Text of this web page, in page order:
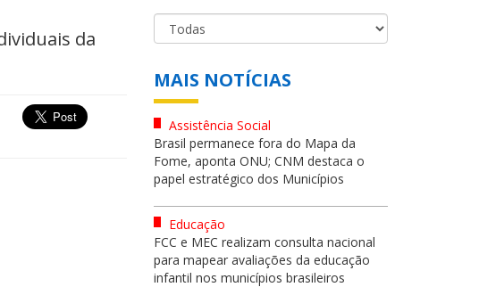
da
MAIS NOTÍCIAS
Assistência Social
Brasil permanece fora do Mapa da
Fome, aponta ONU; CNM destaca o
papel estratégico dos Municípios
Educação
FCC e MEC realizam consulta nacional
para mapear avaliações da educação
infantil nos municípios brasileiros